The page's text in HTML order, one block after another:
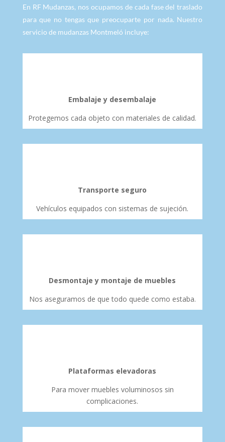
En RF Mudanzas, nos ocupamos de cada fase del traslado
para que no tengas que preocuparte por nada. Nuestro
servicio de mudanzas Montmeló incluye:
Embalaje y desembalaje
Protegemos cada objeto con materiales de calidad.
Transporte seguro
Vehículos equipados con sistemas de sujeción.
Desmontaje y montaje de muebles
Nos aseguramos de que todo quede como estaba.
Plataformas elevadoras
Para mover muebles voluminosos sin
complicaciones.